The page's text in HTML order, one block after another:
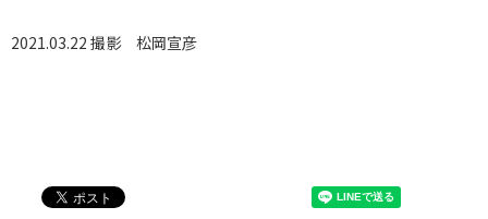
2021.03.22 撮影 松岡宣彦